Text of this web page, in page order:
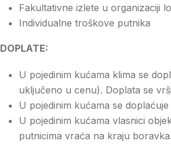
Fakultativne izlete u organizaciji
Individualne troškove putnika
DOPLATE:
U pojedinim kućama klima se
uključeno u cenu). Doplata se
U pojedinim kućama se
U pojedinim kućama vlasnici
putnicima vraća na kraju boravka.